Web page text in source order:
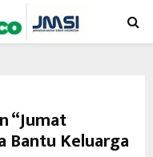
“Jumat
Bantu Keluarga